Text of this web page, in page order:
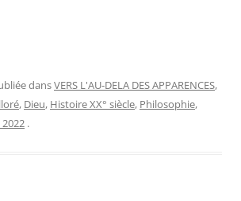
dansVERS L'AU-DELA DES APPARENCES,
, Dieu, Histoire XX° siècle, Philosophie,
.